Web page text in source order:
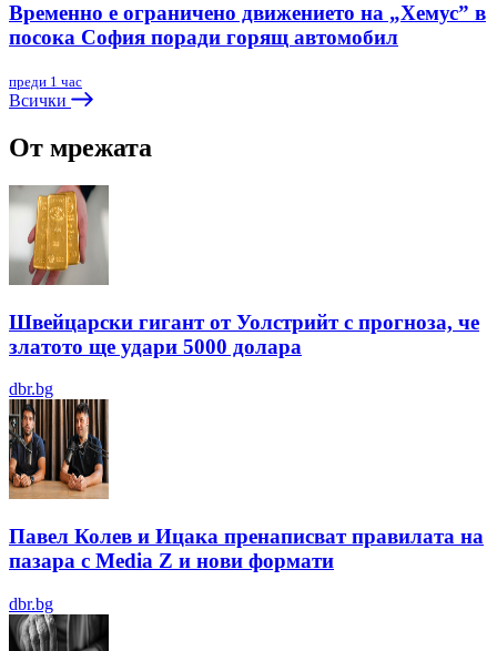
Временно е ограничено движението на „Хемус” в
посока София поради горящ автомобил
преди 1 час
Всички
От мрежата
Швейцарски гигант от Уолстрийт с прогноза, че
златото ще удари 5000 долара
dbr.bg
Павел Колев и Ицака пренаписват правилата на
пазара с Media Z и нови формати
dbr.bg